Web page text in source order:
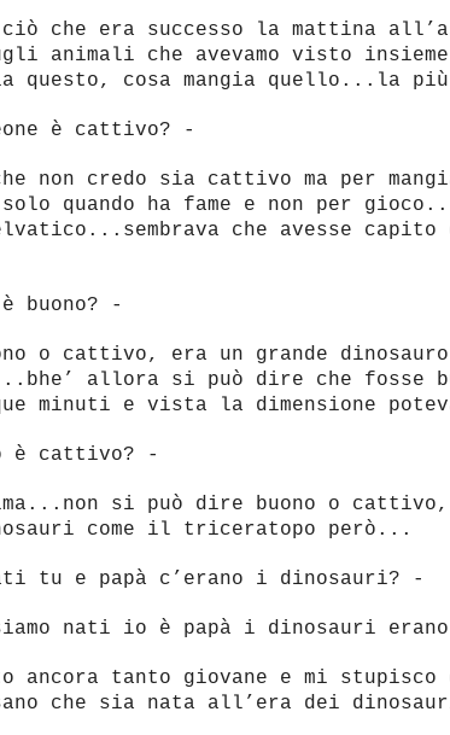
che era successo la mattina
animali che avevamo visto
questo, cosa mangia quello...la
è cattivo? -
non credo sia cattivo ma per
quando ha fame e non per
che avesse
buono? -
o cattivo, era un grande
allora si può dire che fosse
minuti e vista la dimensione
è cattivo? -
si può dire buono o cattivo,
come il triceratopo però...
tu e papà c’erano i dinosauri? -
siamo nati io è papà i dinosauri
ancora tanto giovane e mi stupisco
che sia nata all’era dei